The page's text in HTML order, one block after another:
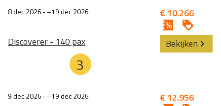
8 dec 2026‐ 19 dec 2026
Discoverer - 140 pax
€ 10.266
3
Bekijken
9 dec 2026‐ 19 dec 2026 € 12.956